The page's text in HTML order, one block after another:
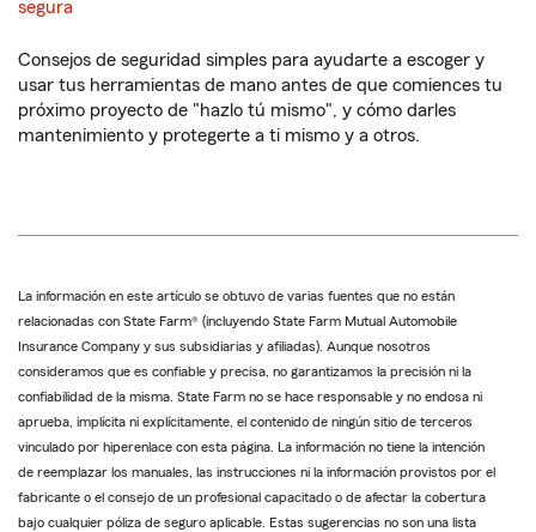
segura
Consejos de seguridad simples para ayudarte a escoger y
usar tus herramientas de mano antes de que comiences tu
próximo proyecto de "hazlo tú mismo", y cómo darles
mantenimiento y protegerte a ti mismo y a otros.
La información en este artículo se obtuvo de varias fuentes que no están
relacionadas con State Farm® (incluyendo State Farm Mutual Automobile
Insurance Company y sus subsidiarias y afiliadas). Aunque nosotros
consideramos que es confiable y precisa, no garantizamos la precisión ni la
confiabilidad de la misma. State Farm no se hace responsable y no endosa ni
aprueba, implícita ni explícitamente, el contenido de ningún sitio de terceros
vinculado por hiperenlace con esta página. La información no tiene la intención
de reemplazar los manuales, las instrucciones ni la información provistos por el
fabricante o el consejo de un profesional capacitado o de afectar la cobertura
bajo cualquier póliza de seguro aplicable. Estas sugerencias no son una lista